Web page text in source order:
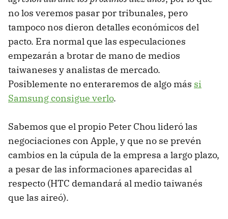
no los veremos pasar por tribunales, pero
tampoco nos dieron detalles económicos del
pacto. Era normal que las especulaciones
empezarán a brotar de mano de medios
taiwaneses y analistas de mercado.
Posiblemente no enteraremos de algo más si
Samsung consigue verlo.
Sabemos que el propio Peter Chou lideró las
negociaciones con Apple, y que no se prevén
cambios en la cúpula de la empresa a largo plazo,
a pesar de las informaciones aparecidas al
respecto (HTC demandará al medio taiwanés
que las aireó).